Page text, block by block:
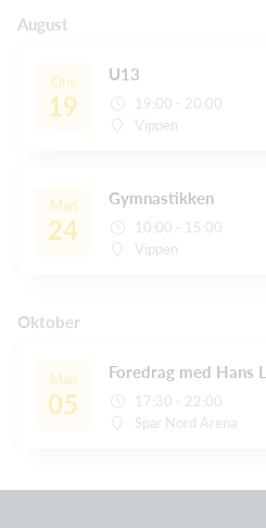
August
Ons
19
U13
19:00 - 20:00
Vippen
Man
24
Gymnastikken
10:00 - 15:00
Vippen
Oktober
Man
05
Foredrag med Hans
17:30 - 22:00
Spar Nord Arena